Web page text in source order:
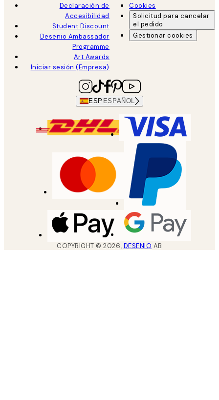
Declaración de
Accesibilidad
Student Discount
Desenio Ambassador
Programme
Art Awards
Iniciar sesión (Empresa)
Cookies
Solicitud para cancelar
el pedido
Gestionar cookies
ESP ESPAÑOL
COPYRIGHT ©2026, DESENIO AB